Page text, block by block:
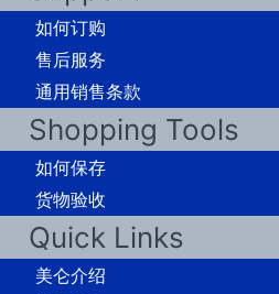
如何订购
售后服务
通用销售条款
Shopping Tools
如何保存
货物验收
Quick Links
美仑介绍